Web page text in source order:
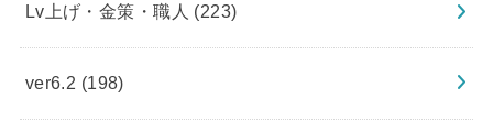
Lv上げ・金策・職人 (223)
ver6.2 (198)